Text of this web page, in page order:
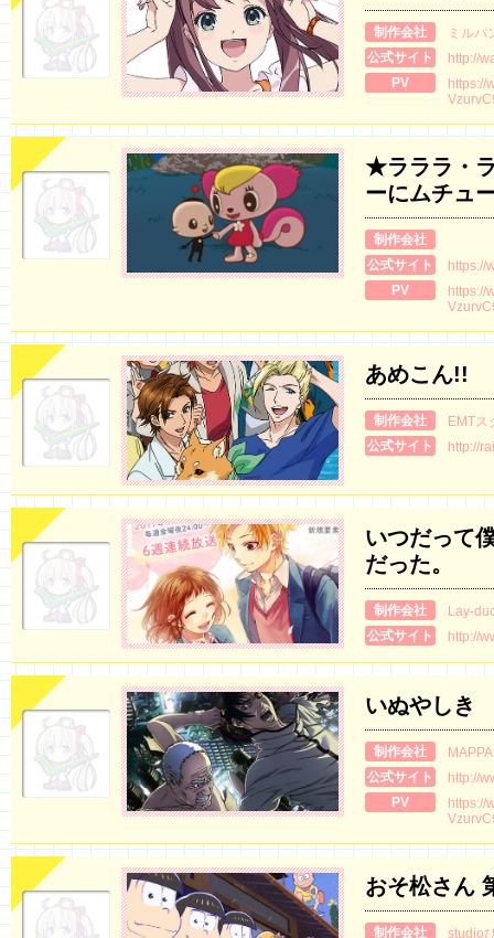
制作会社
ミルパ
公式サイト
http://
PV
https://
★ラララ・
ーにムチュ
制作会社
公式サイト
https://
PV
https://
あめこん!!
制作会社
EMTス
公式サイト
http://
いつだって
だった。
制作会社
Lay-
公式サイト
http://
いぬやしき
制作会社
MAPPA
公式サイト
http://
PV
https://
おそ松さん
制作会社 studio